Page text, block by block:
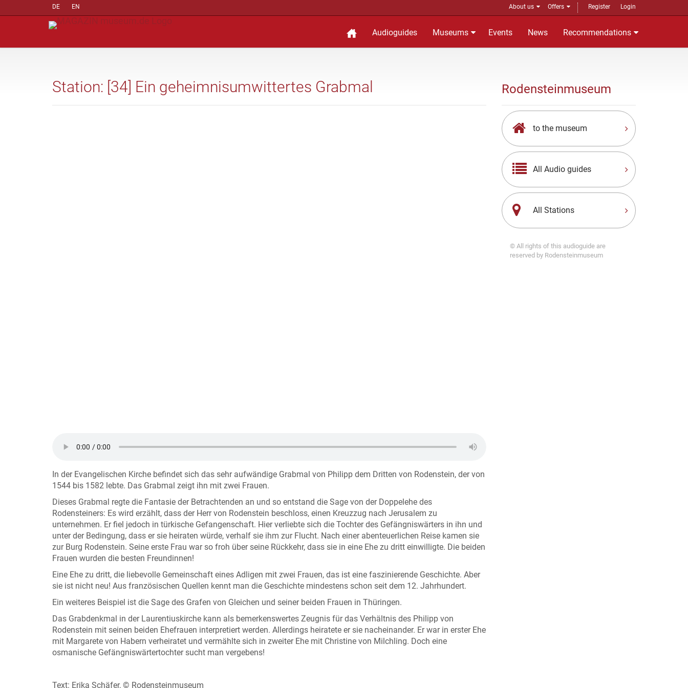
DE EN About us Offers Register Login
Audioguides Museums Events News Recommendations
Station: [34] Ein geheimnisumwittertes Grabmal
In der Evangelischen Kirche befindet sich das sehr aufwändige Grabmal von Philipp dem Dritten von Rodenstein, der von
1544 bis 1582 lebte. Das Grabmal zeigt ihn mit zwei Frauen.
Dieses Grabmal regte die Fantasie der Betrachtenden an und so entstand die Sage von der Doppelehe des
Rodensteiners: Es wird erzählt, dass der Herr von Rodenstein beschloss, einen Kreuzzug nach Jerusalem zu
unternehmen. Er fiel jedoch in türkische Gefangenschaft. Hier verliebte sich die Tochter des Gefängniswärters in ihn und
unter der Bedingung, dass er sie heiraten würde, verhalf sie ihm zur Flucht. Nach einer abenteuerlichen Reise kamen sie
zur Burg Rodenstein. Seine erste Frau war so froh über seine Rückkehr, dass sie in eine Ehe zu dritt einwilligte. Die beiden
Frauen wurden die besten Freundinnen!
Eine Ehe zu dritt, die liebevolle Gemeinschaft eines Adligen mit zwei Frauen, das ist eine faszinierende Geschichte. Aber
sie ist nicht neu! Aus französischen Quellen kennt man die Geschichte mindestens schon seit dem 12. Jahrhundert.
Ein weiteres Beispiel ist die Sage des Grafen von Gleichen und seiner beiden Frauen in Thüringen.
Das Grabdenkmal in der Laurentiuskirche kann als bemerkenswertes Zeugnis für das Verhältnis des Philipp von
Rodenstein mit seinen beiden Ehefrauen interpretiert werden. Allerdings heiratete er sie nacheinander. Er war in erster Ehe
mit Margarete von Habern verheiratet und vermählte sich in zweiter Ehe mit Christine von Milchling. Doch eine
osmanische Gefängniswärtertochter sucht man vergebens!
Text: Erika Schäfer, © Rodensteinmuseum
Rodensteinmuseum
to the museum
All Audio guides
All Stations
© All rights of this audioguide are
reserved by Rodensteinmuseum